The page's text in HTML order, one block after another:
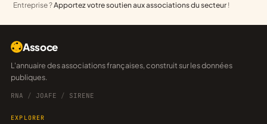
Entreprise ?Apportez votre soutien aux associations du secteur !
Assoce
L'annuaire des associations françaises, construit sur les données
publiques.
RNA / JOAFE / SIRENE
EXPLORER